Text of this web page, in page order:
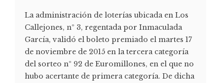
La administración de loterías ubicada en Los
Callejones, nº 3, regentada por Inmaculada
García, validó el boleto premiado el martes 17
de noviembre de 2015 en la tercera categoría
del sorteo nº 92 de Euromillones, en el que no
hubo acertante de primera categoría. De dicha